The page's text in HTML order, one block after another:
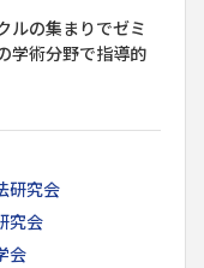
ルの集まりでゼミ
学術分野で指導的
研究会
究会
会